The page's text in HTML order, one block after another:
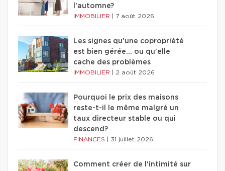
l'automne?
IMMOBILIER 7 août 2026
Les signes qu'une copropriété
est bien gérée… ou qu'elle
cache des problèmes
IMMOBILIER 2 août 2026
Pourquoi le prix des maisons
reste-t-il le même malgré un
taux directeur stable ou qui
descend?
FINANCES 31 juillet 2026
Comment créer de l'intimité sur